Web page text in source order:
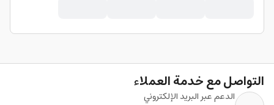
التواصل مع خدمة العملاء
الدعم عبر البريد الإلكتروني